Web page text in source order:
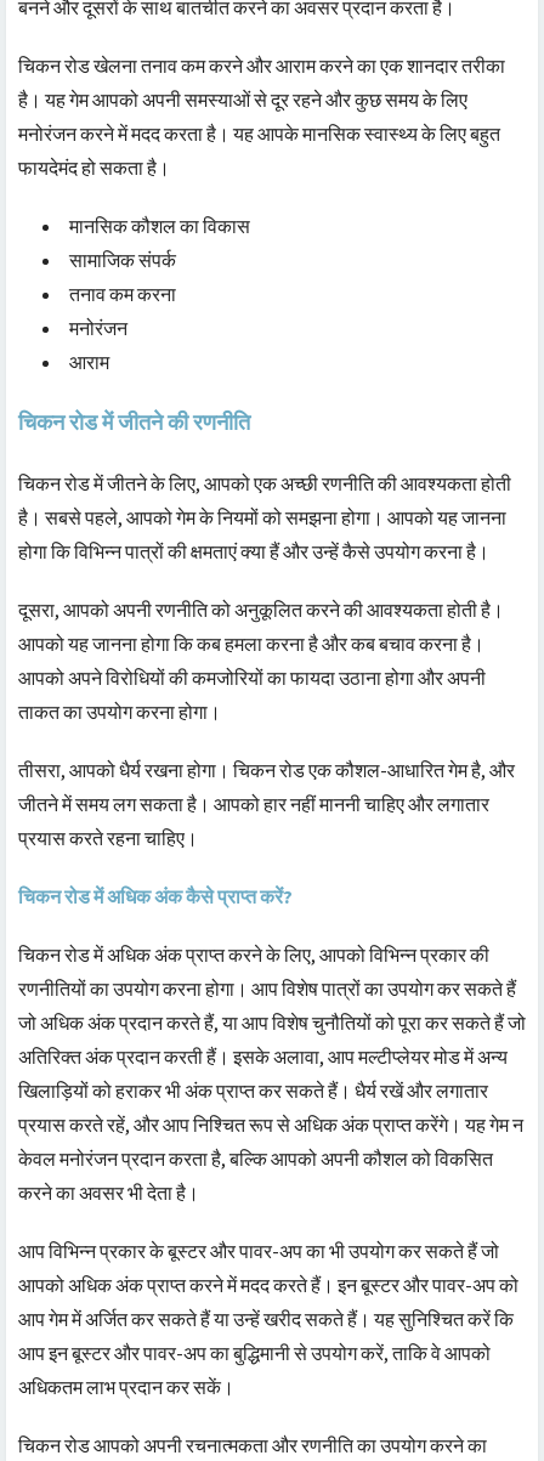
बनने और दूसरों के साथ बातचीत करने का अवसर प्रदान करता है।
चिकन रोड खेलना तनाव कम करने और आराम करने का एक शानदार तरीका
है। यह गेम आपको अपनी समस्याओं से दूर रहने और कुछ समय के लिए
मनोरंजन करने में मदद करता है। यह आपके मानसिक स्वास्थ्य के लिए बहुत
फायदेमंद हो सकता है।
मानसिक कौशल का विकास
सामाजिक संपर्क
तनाव कम करना
मनोरंजन
आराम
चिकन रोड में जीतने की रणनीति
चिकन रोड में जीतने के लिए, आपको एक अच्छी रणनीति की आवश्यकता होती
है। सबसे पहले, आपको गेम के नियमों को समझना होगा। आपको यह जानना
होगा कि विभिन्न पात्रों की क्षमताएं क्या हैं और उन्हें कैसे उपयोग करना है।
दूसरा, आपको अपनी रणनीति को अनुकूलित करने की आवश्यकता होती है।
आपको यह जानना होगा कि कब हमला करना है और कब बचाव करना है।
आपको अपने विरोधियों की कमजोरियों का फायदा उठाना होगा और अपनी
ताकत का उपयोग करना होगा।
तीसरा, आपको धैर्य रखना होगा। चिकन रोड एक कौशल-आधारित गेम है, और
जीतने में समय लग सकता है। आपको हार नहीं माननी चाहिए और लगातार
प्रयास करते रहना चाहिए।
चिकन रोड में अधिक अंक कैसे प्राप्त करें?
चिकन रोड में अधिक अंक प्राप्त करने के लिए, आपको विभिन्न प्रकार की
रणनीतियों का उपयोग करना होगा। आप विशेष पात्रों का उपयोग कर सकते हैं
जो अधिक अंक प्रदान करते हैं, या आप विशेष चुनौतियों को पूरा कर सकते हैं जो
अतिरिक्त अंक प्रदान करती हैं। इसके अलावा, आप मल्टीप्लेयर मोड में अन्य
खिलाड़ियों को हराकर भी अंक प्राप्त कर सकते हैं। धैर्य रखें और लगातार
प्रयास करते रहें, और आप निश्चित रूप से अधिक अंक प्राप्त करेंगे। यह गेम न
केवल मनोरंजन प्रदान करता है, बल्कि आपको अपनी कौशल को विकसित
करने का अवसर भी देता है।
आप विभिन्न प्रकार के बूस्टर और पावर-अप का भी उपयोग कर सकते हैं जो
आपको अधिक अंक प्राप्त करने में मदद करते हैं। इन बूस्टर और पावर-अप को
आप गेम में अर्जित कर सकते हैं या उन्हें खरीद सकते हैं। यह सुनिश्चित करें कि
आप इन बूस्टर और पावर-अप का बुद्धिमानी से उपयोग करें, ताकि वे आपको
अधिकतम लाभ प्रदान कर सकें।
चिकन रोड आपको अपनी रचनात्मकता और रणनीति का उपयोग करने का